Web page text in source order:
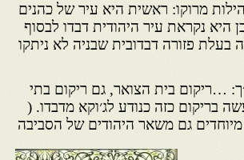
מרוקו: ראשית היא עיר של כהנים
היא נקראת עיר היהודית דבדו לבסוף
פזורה דבדובית שבניה לא ניתקו
…ריקום בית הצואר, גם ריקום בתי
בריקום כזה כנודע לג׳וקא מדבדו. (
גם משאר היהודים של הסביבה